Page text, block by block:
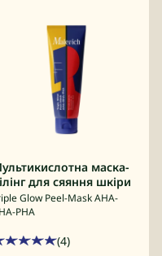
маска-
для сяяння шкіри
Glow Peel-Mask AHA-
PHA
(4)